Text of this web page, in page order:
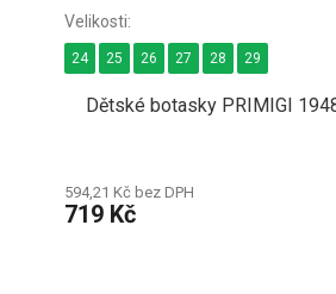
Dětské botasky PRIMIGI
594,21 Kč bez DPH
719 Kč
24 25 26 27 28 29